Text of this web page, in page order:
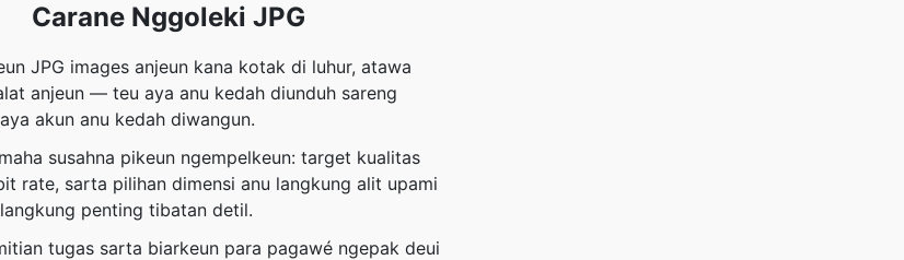
Carane Nggoleki JPG
JPG images anjeun kana kotak di luhur, atawa
anjeun — teu aya anu kedah diunduh sareng
akun anu kedah diwangun.
susahna pikeun ngempelkeun: target kualitas
rate, sarta pilihan dimensi anu langkung alit upami
penting tibatan detil.
tugas sarta biarkeun para pagawé ngepak deui